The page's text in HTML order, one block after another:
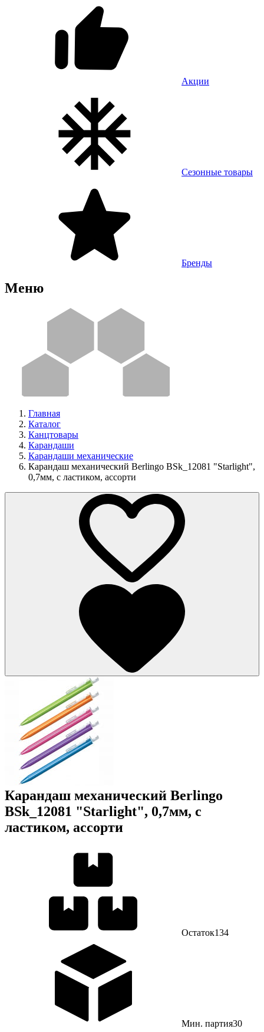
Акции
Сезонные товары
Бренды
Меню
Главная
Каталог
Канцтовары
Карандаши
Карандаши механические
Карандаш механический Berlingo BSk_12081 "Starlight",
0,7мм, с ластиком, ассорти
Карандаш механический Berlingo
BSk_12081 "Starlight", 0,7мм, с
ластиком, ассорти
Остаток134
Мин. партия30